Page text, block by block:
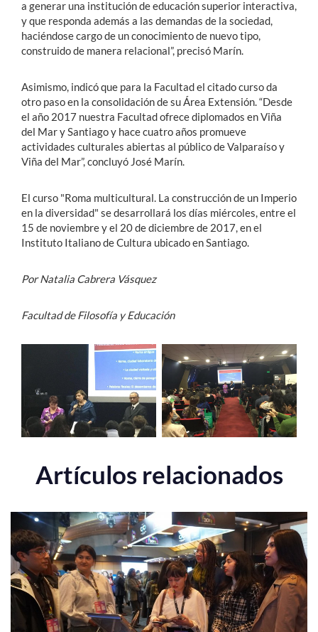
a generar una institución de educación superior interactiva,
y que responda además a las demandas de la sociedad,
haciéndose cargo de un conocimiento de nuevo tipo,
construido de manera relacional”, precisó Marín.
Asimismo, indicó que para la Facultad el citado curso da
otro paso en la consolidación de su Área Extensión. “Desde
el año 2017 nuestra Facultad ofrece diplomados en Viña
del Mar y Santiago y hace cuatro años promueve
actividades culturales abiertas al público de Valparaíso y
Viña del Mar”, concluyó José Marín.
El curso "Roma multicultural. La construcción de un Imperio
en la diversidad" se desarrollará los días miércoles, entre el
15 de noviembre y el 20 de diciembre de 2017, en el
Instituto Italiano de Cultura ubicado en Santiago.
Por Natalia Cabrera Vásquez
Facultad de Filosofía y Educación
Artículos relacionados